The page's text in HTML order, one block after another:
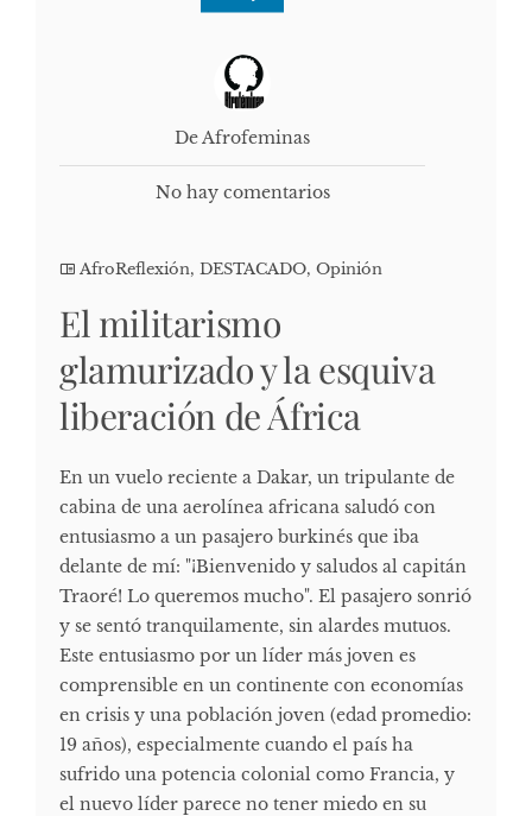
De Afrofeminas
No hay comentarios
AfroReflexión, DESTACADO, Opinión
El militarismo
glamurizado y la esquiva
liberación de África
En un vuelo reciente a Dakar, un tripulante de
cabina de una aerolínea africana saludó con
entusiasmo a un pasajero burkinés que iba
delante de mí: "¡Bienvenido y saludos al capitán
Traoré! Lo queremos mucho". El pasajero sonrió
y se sentó tranquilamente, sin alardes mutuos.
Este entusiasmo por un líder más joven es
comprensible en un continente con economías
en crisis y una población joven (edad promedio:
19 años), especialmente cuando el país ha
sufrido una potencia colonial como Francia, y
el nuevo líder parece no tener miedo en su